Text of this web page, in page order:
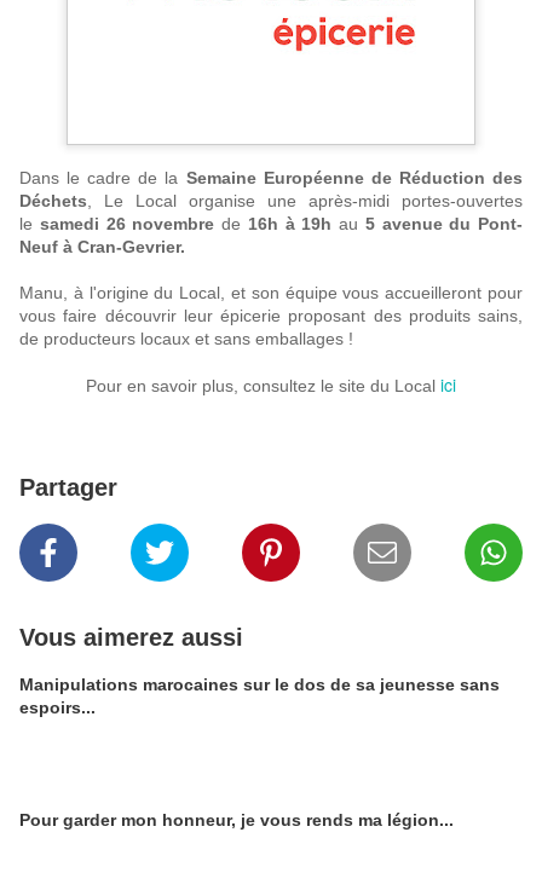
Dans le cadre de la Semaine Européenne de Réduction des
Déchets , Le Local organise une après-midi portes-ouvertes
le samedi 26 novembre de 16h à 19h au 5 avenue du Pont-
Neuf à Cran-Gevrier.
Manu, à l'origine du Local, et son équipe vous accueilleront pour
vous faire découvrir leur épicerie proposant des produits sains,
de producteurs locaux et sans emballages !
Pour en savoir plus, consultez le site du Local ici
Partager
Vous aimerez aussi
Manipulations marocaines sur le dos de sa jeunesse sans
espoirs...
Pour garder mon honneur, je vous rends ma légion...